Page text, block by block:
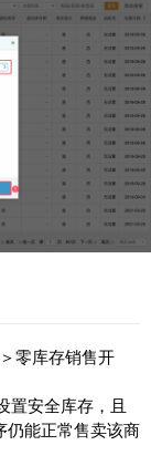
零库存销售开
置安全库存，且
仍能正常售卖该商